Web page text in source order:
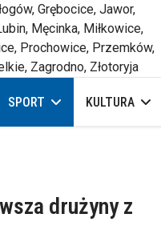
Grębocice, Jawor,
Męcinka, Miłkowice,
Prochowice, Przemków,
Zagrodno, Złotoryja
SPORT KULTURA
drużyny z